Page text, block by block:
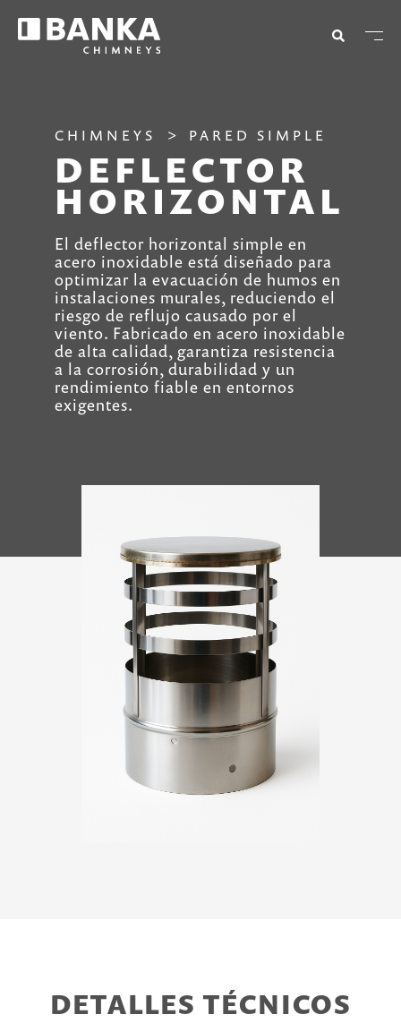
CHIMNEYS PARED SIMPLE
DEFLECTOR
HORIZONTAL
El deflector horizontal simple en
acero inoxidable está diseñado para
optimizar la evacuación de humos en
instalaciones murales, reduciendo el
riesgo de reflujo causado por el
viento. Fabricado en acero inoxidable
de alta calidad, garantiza resistencia
a la corrosión, durabilidad y un
rendimiento fiable en entornos
exigentes.
DETALLES TÉCNICOS